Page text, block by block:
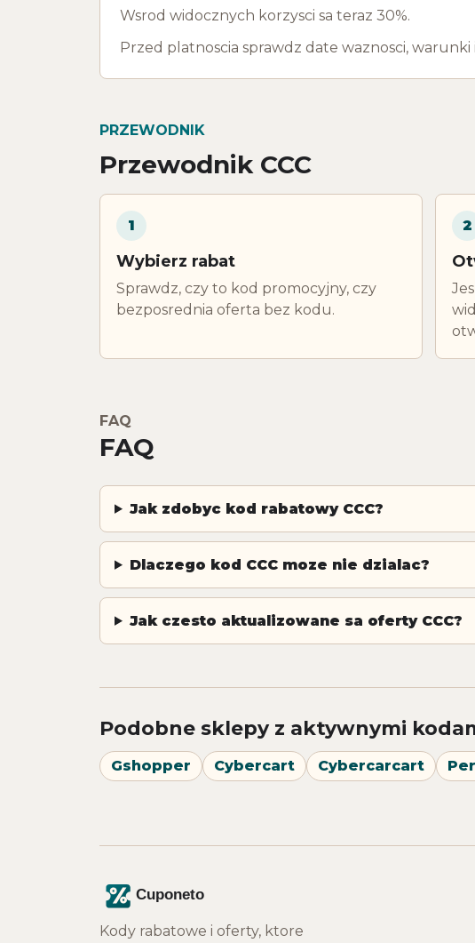
Wsrod widocznych korzysci sa teraz 30%.
Przed platnoscia sprawdz date waznosci,
PRZEWODNIK
Przewodnik CCC
1
Wybierz rabat
Sprawdz, czy to kod promocyjny, czy
bezposrednia oferta bez kodu.
2
FAQ
FAQ
Jak zdobyc kod rabatowy CCC?
Dlaczego kod CCC moze nie dzialac?
Jak czesto aktualizowane sa oferty CCC?
Podobne sklepy z aktywnymi
Gshopper Cybercart Cybercarcart
Kody rabatowe i oferty, ktore